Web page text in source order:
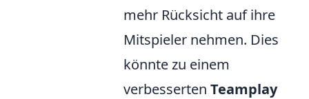
mehr Rücksicht auf ihre
Mitspieler nehmen. Dies
könnte zu einem
verbesserten Teamplay